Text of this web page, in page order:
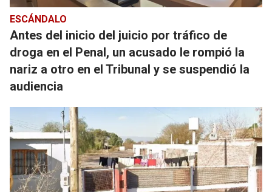
ESCÁNDALO
Antes del inicio del juicio por tráfico de
droga en el Penal, un acusado le rompió la
nariz a otro en el Tribunal y se suspendió la
audiencia